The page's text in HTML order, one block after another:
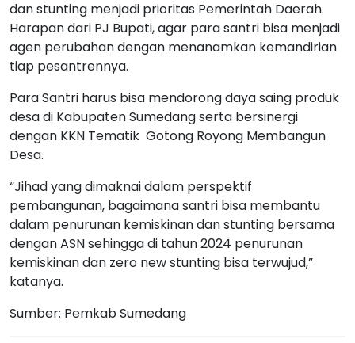
dan stunting menjadi prioritas Pemerintah Daerah.
Harapan dari PJ Bupati, agar para santri bisa menjadi
agen perubahan dengan menanamkan kemandirian
tiap pesantrennya.
Para Santri harus bisa mendorong daya saing produk
desa di Kabupaten Sumedang serta bersinergi
dengan KKN Tematik Gotong Royong Membangun
Desa.
“Jihad yang dimaknai dalam perspektif
pembangunan, bagaimana santri bisa membantu
dalam penurunan kemiskinan dan stunting bersama
dengan ASN sehingga di tahun 2024 penurunan
kemiskinan dan zero new stunting bisa terwujud,”
katanya.
Sumber: Pemkab Sumedang